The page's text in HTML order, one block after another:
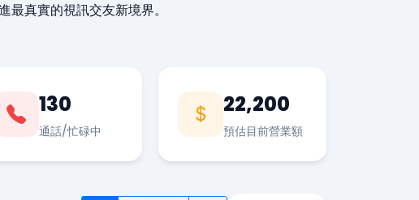
真實的視訊交友新境界。
130
通話/忙碌中
22,200
預估目前營業額